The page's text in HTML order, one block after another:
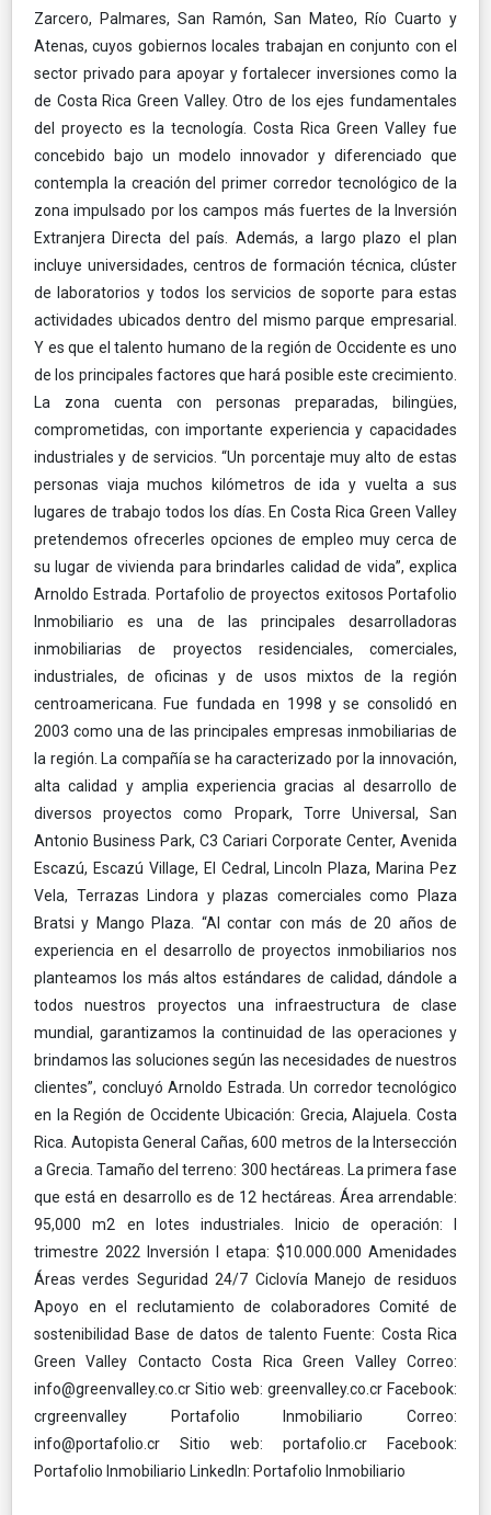
Zarcero, Palmares, San Ramón, San Mateo, Río Cuarto y
Atenas, cuyos gobiernos locales trabajan en conjunto con el
sector privado para apoyar y fortalecer inversiones como la
de Costa Rica Green Valley. Otro de los ejes fundamentales
del proyecto es la tecnología. Costa Rica Green Valley fue
concebido bajo un modelo innovador y diferenciado que
contempla la creación del primer corredor tecnológico de la
zona impulsado por los campos más fuertes de la Inversión
Extranjera Directa del país. Además, a largo plazo el plan
incluye universidades, centros de formación técnica, clúster
de laboratorios y todos los servicios de soporte para estas
actividades ubicados dentro del mismo parque empresarial.
Y es que el talento humano de la región de Occidente es uno
de los principales factores que hará posible este crecimiento.
La zona cuenta con personas preparadas, bilingües,
comprometidas, con importante experiencia y capacidades
industriales y de servicios. “Un porcentaje muy alto de estas
personas viaja muchos kilómetros de ida y vuelta a sus
lugares de trabajo todos los días. En Costa Rica Green Valley
pretendemos ofrecerles opciones de empleo muy cerca de
su lugar de vivienda para brindarles calidad de vida”, explica
Arnoldo Estrada. Portafolio de proyectos exitosos Portafolio
Inmobiliario es una de las principales desarrolladoras
inmobiliarias de proyectos residenciales, comerciales,
industriales, de oficinas y de usos mixtos de la región
centroamericana. Fue fundada en 1998 y se consolidó en
2003 como una de las principales empresas inmobiliarias de
la región. La compañía se ha caracterizado por la innovación,
alta calidad y amplia experiencia gracias al desarrollo de
diversos proyectos como Propark, Torre Universal, San
Antonio Business Park, C3 Cariari Corporate Center, Avenida
Escazú, Escazú Village, El Cedral, Lincoln Plaza, Marina Pez
Vela, Terrazas Lindora y plazas comerciales como Plaza
Bratsi y Mango Plaza. “Al contar con más de 20 años de
experiencia en el desarrollo de proyectos inmobiliarios nos
planteamos los más altos estándares de calidad, dándole a
todos nuestros proyectos una infraestructura de clase
mundial, garantizamos la continuidad de las operaciones y
brindamos las soluciones según las necesidades de nuestros
clientes”, concluyó Arnoldo Estrada. Un corredor tecnológico
en la Región de Occidente Ubicación: Grecia, Alajuela. Costa
Rica. Autopista General Cañas, 600 metros de la Intersección
a Grecia. Tamaño del terreno: 300 hectáreas. La primera fase
que está en desarrollo es de 12 hectáreas. Área arrendable:
95,000 m2 en lotes industriales. Inicio de operación: I
trimestre 2022 Inversión I etapa: $10.000.000 Amenidades
Áreas verdes Seguridad 24/7 Ciclovía Manejo de residuos
Apoyo en el reclutamiento de colaboradores Comité de
sostenibilidad Base de datos de talento Fuente: Costa Rica
Green Valley Contacto Costa Rica Green Valley Correo:
info@greenvalley.co.cr Sitio web: greenvalley.co.cr Facebook:
crgreenvalley Portafolio Inmobiliario Correo:
info@portafolio.cr Sitio web: portafolio.cr Facebook:
Portafolio Inmobiliario LinkedIn: Portafolio Inmobiliario